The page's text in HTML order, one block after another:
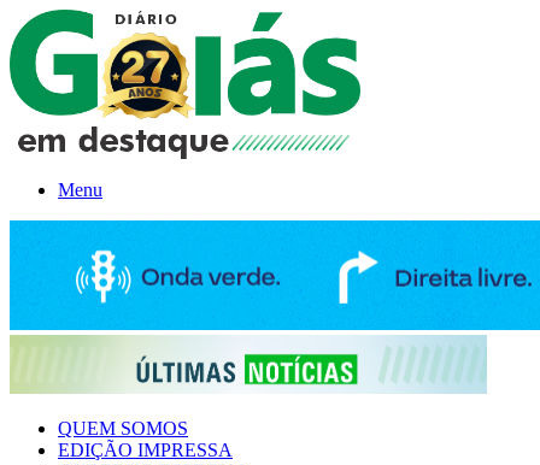
Menu
QUEM SOMOS
EDIÇÃO IMPRESSA